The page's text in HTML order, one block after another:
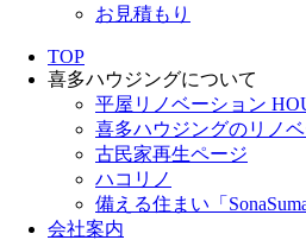
お見積もり
TOP
喜多ハウジングについて
平屋リノベーション
喜多ハウジングのリノ
古民家再生ページ
ハコリノ
備える住まい「SonaSuma
会社案内